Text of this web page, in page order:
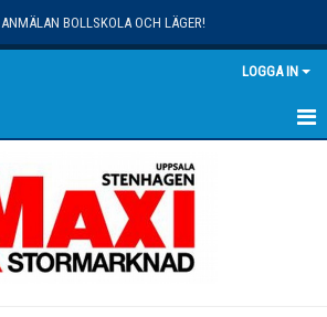
ANMÄLAN BOLLSKOLA OCH LÄGER!
LOGGA IN